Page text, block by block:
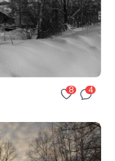
8 4